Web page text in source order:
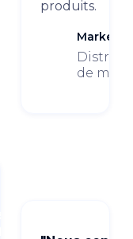
produits.
Market
de
de